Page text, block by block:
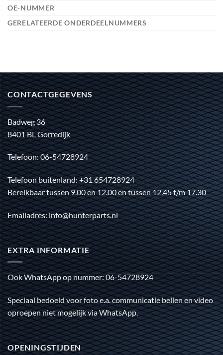
OE-NUMMER
GERELATEERDE ONDERDEELNUMMERS
CONTACTGEGEVENS
Badweg 36
8401 BL Gorredijk
Telefoon: 06-54728924
Telefoon buitenland: +31 654728924
Bereikbaar tussen 9.00 en 12.00 en tussen 12.45 t/m 17.30
Emailadres: info@hunterparts.nl
EXTRA INFORMATIE
Ook WhatsApp op nummer: 06-54728924
Speciaal bedoeld voor foto e.a. communicatie bellen en video
oproepen niet mogelijk via WhatsApp.
OPENINGSTIJDEN